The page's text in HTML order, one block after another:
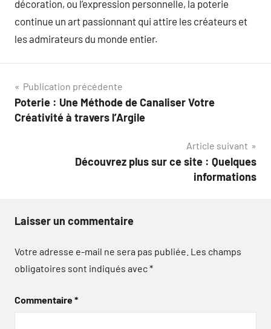
décoration, ou l’expression personnelle, la poterie
continue un art passionnant qui attire les créateurs et
les admirateurs du monde entier.
Navigation
de
Publication précédente
Poterie : Une Méthode de Canaliser Votre
Créativité à travers l’Argile
Article suivant
Découvrez plus sur ce site : Quelques
informations
Laisser un commentaire
Votre adresse e-mail ne sera pas publiée. Les champs
obligatoires sont indiqués avec*
Commentaire*